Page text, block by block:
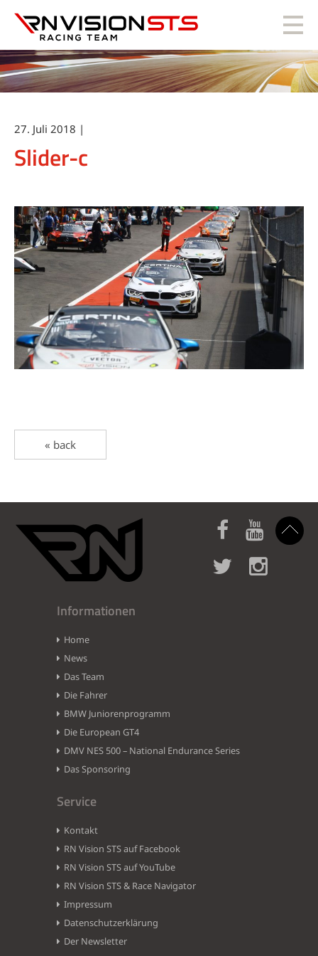
RN Vision STS
27. Juli 2018 |
Slider-c
« back
Informationen
Home
News
Das Team
Die Fahrer
BMW Juniorenprogramm
Die European GT4
DMV NES 500 – National Endurance Series
Das Sponsoring
Service
Kontakt
RN Vision STS auf Facebook
RN Vision STS auf YouTube
RN Vision STS & Race Navigator
Impressum
Datenschutzerklärung
Der Newsletter